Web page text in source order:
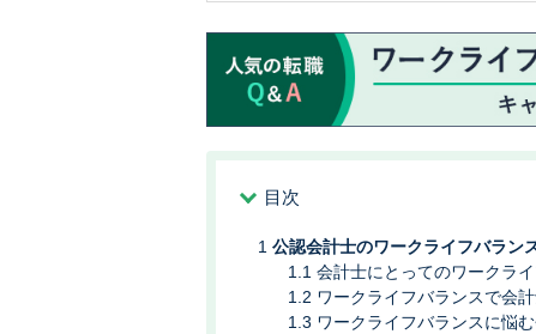
目次
公認会計士のワークライフバラン
会計士にとってのワークラ
ワークライフバランスで会
ワークライフバランスに悩